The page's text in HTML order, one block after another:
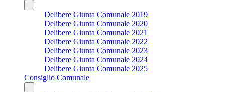
Delibere Giunta Comunale 2019
Delibere Giunta Comunale 2020
Delibere Giunta Comunale 2021
Delibere Giunta Comunale 2022
Delibere Giunta Comunale 2023
Delibere Giunta Comunale 2024
Delibere Giunta Comunale 2025
Consiglio Comunale